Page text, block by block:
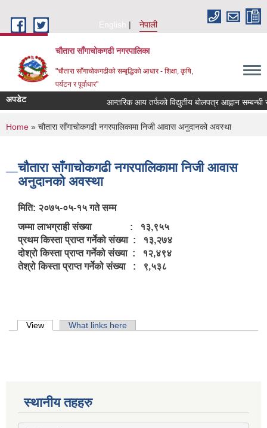
English
नेपाली
चौतारा साँगाचोकगढी नगरपालिका
"चौतारा साँगाचोकगढीको सम्बृद्धिको आधार - शिक्षा, कृषि,
पर्यटन र पूर्वाधार"
अपडेट आन्तरिक आय तर्फको विद्युतीय बोलपत्र आह्वान सम्बन्धी
You are here
Home » चौतारा साँगाचोकगढी नगरपालिकामा निजी आवास अनुदानको अवस्था
चौतारा साँगाचोकगढी नगरपालिकामा निजी आवास
अनुदानको अवस्था
मिति: २०७५-०५-१५ गते सम्म
जम्मा लाभग्राही संख्या : १३,९५५
प्रथम किस्ता प्राप्त गर्नेको संख्या : १३,२७४
दोश्रो किस्ता प्राप्त गर्नेको संख्या : १२,४९४
तेश्रो किस्ता प्राप्त गर्नेको संख्या : ९,५३८
Primary tabs
View (active tab)What links here
स्थानीय तहहरु